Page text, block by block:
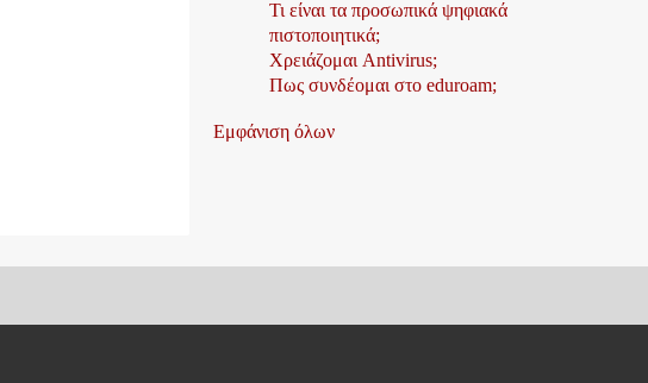
Τι είναι τα προσωπικά ψηφιακά
πιστοποιητικά;
Χρειάζομαι Antivirus;
Πως συνδέομαι στο eduroam;
Εμφάνιση όλων